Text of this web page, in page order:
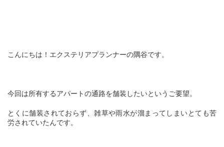
こんにちは！エクステリアプランナーの隅谷です。
今回は所有するアパートの通路を舗装したいというご要望。
とくに舗装されておらず、雑草や雨水が溜まってしまいとても苦
労されていたんです。